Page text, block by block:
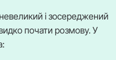
і зосереджений
почати розмову. У